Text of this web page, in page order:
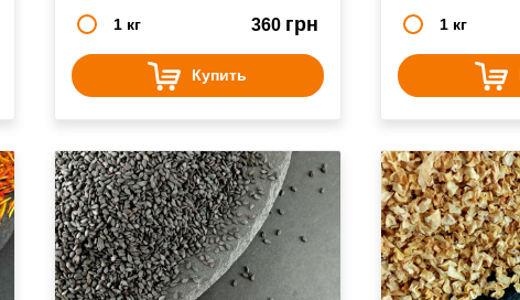
1 кг 360 грн
Купить
1 кг